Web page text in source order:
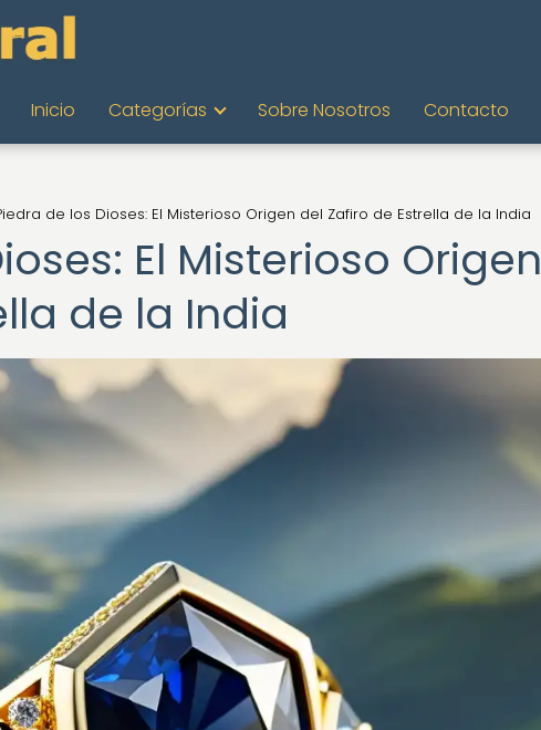
Inicio Categorías Sobre Nosotros Contacto
de los Dioses: El Misterioso Origen del Zafiro de Estrella de la India
El Misterioso Origen
de la India